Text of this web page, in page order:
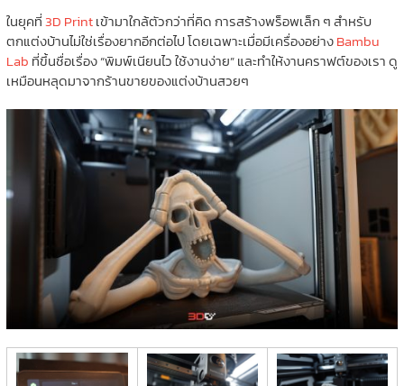
ในยุคที่3D Printเข้ามาใกล้ตัวกว่าที่คิด การสร้างพร็อพเล็ก ๆ สำหรับ
ตกแต่งบ้านไม่ใช่เรื่องยากอีกต่อไป โดยเฉพาะเมื่อมีเครื่องอย่างBambu
Lab ที่ขึ้นชื่อเรื่อง “พิมพ์เนียนไว ใช้งานง่าย” และทำให้งานคราฟต์ของเรา ดู
เหมือนหลุดมาจากร้านขายของแต่งบ้านสวยๆ